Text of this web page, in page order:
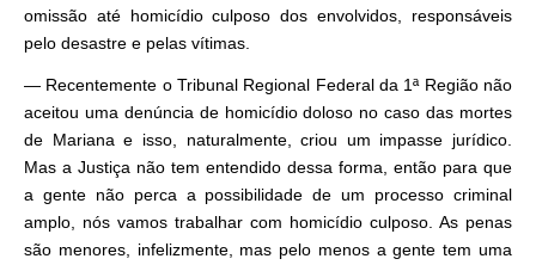
omissão até homicídio culposo dos envolvidos, responsáveis
pelo desastre e pelas vítimas.
— Recentemente o Tribunal Regional Federal da 1ª Região não
aceitou uma denúncia de homicídio doloso no caso das mortes
de Mariana e isso, naturalmente, criou um impasse jurídico.
Mas a Justiça não tem entendido dessa forma, então para que
a gente não perca a possibilidade de um processo criminal
amplo, nós vamos trabalhar com homicídio culposo. As penas
são menores, infelizmente, mas pelo menos a gente tem uma